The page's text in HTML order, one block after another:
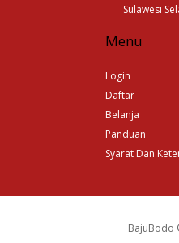
Sulawesi
Menu
Login
Daftar
Belanja
Panduan
Syarat Dan
BajuBodo